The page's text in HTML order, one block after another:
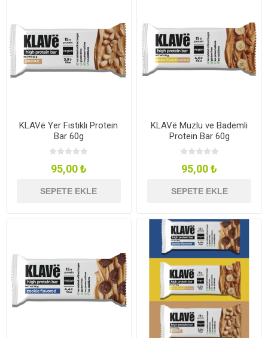
KLAVë Yer Fıstıklı Protein
Bar 60g
95,00 ₺
SEPETE EKLE
KLAVë Muzlu ve Bademli
Protein Bar 60g
95,00 ₺
SEPETE EKLE